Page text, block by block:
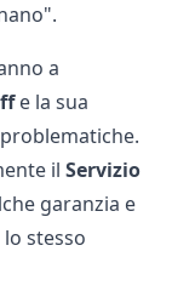
a
e la sua
il Servizio
garanzia e
stesso